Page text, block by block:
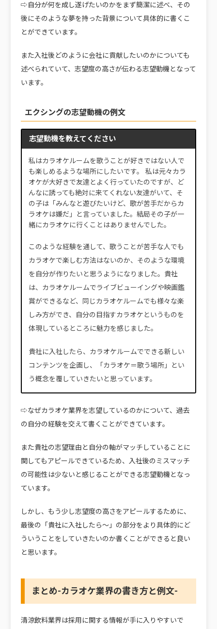
⇨自分が何を成し遂げたいのかをまず簡潔に述べ、その
後にそのような夢を持った背景について具体的に書くこ
とができています。
また入社後どのように会社に貢献したいのかについても
述べられていて、志望度の高さが伝わる志望動機となって
います。
エクシングの志望動機の例文
志望動機を教えてください
私はカラオケルームを歌うことが好きではない人で
も楽しめるような場所にしたいです。 私は元々カラ
オケが大好きで友達とよく行っていたのですが、ど
んなに誘っても絶対に来てくれない友達がいて、そ
の子は「みんなと遊びたいけど、歌が苦手だからカ
ラオケは嫌だ」と言っていました。結局その子が一
緒にカラオケに行くことはありませんでした。
このような経験を通して、歌うことが苦手な人でも
カラオケで楽しむ方法はないのか、そのような環境
を自分が作りたいと思うようになりました。貴社
は、カラオケルームでライブビューイングや映画鑑
賞ができるなど、同じカラオケルームでも様々な楽
しみ方ができ、自分の目指すカラオケというものを
体現しているところに魅力を感じました。
貴社に入社したら、カラオケルームでできる新しい
コンテンツを企画し、「カラオケ＝歌う場所」とい
う概念を覆していきたいと思っています。
⇨なぜカラオケ業界を志望しているのかについて、過去
の自分の経験を交えて書くことができています。
また貴社の志望理由と自分の軸がマッチしていることに
関してもアピールできているため、入社後のミスマッチ
の可能性は少ないと感じることができる志望動機となっ
ています。
しかし、もう少し志望度の高さをアピールするために、
最後の「貴社に入社したら～」の部分をより具体的にど
ういうことをしていきたいのか書くことができると良い
と思います。
まとめ-カラオケ業界の書き方と例文-
清涼飲料業界は採用に関する情報が手に入りやすいで